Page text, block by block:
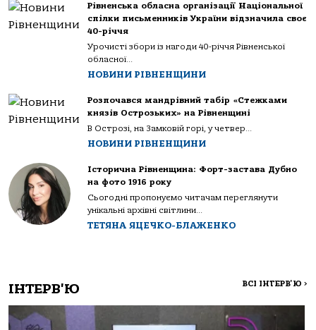
Рівненська обласна організації Національної
спілки письменників України відзначила своє
40-річчя
Урочисті збори із нагоди 40-річчя Рівненської
обласної...
НОВИНИ РІВНЕНЩИНИ
Розпочався мандрівний табір «Стежками
князів Острозьких» на Рівненщині
В Острозі, на Замковій горі, у четвер...
НОВИНИ РІВНЕНЩИНИ
Історична Рівненщина: Форт-застава Дубно
на фото 1916 року
Сьогодні пропонуємо читачам переглянути
унікальні архівні світлини...
ТЕТЯНА ЯЦЕЧКО-БЛАЖЕНКО
ІНТЕРВ'Ю ВСІ ІНТЕРВ'Ю >